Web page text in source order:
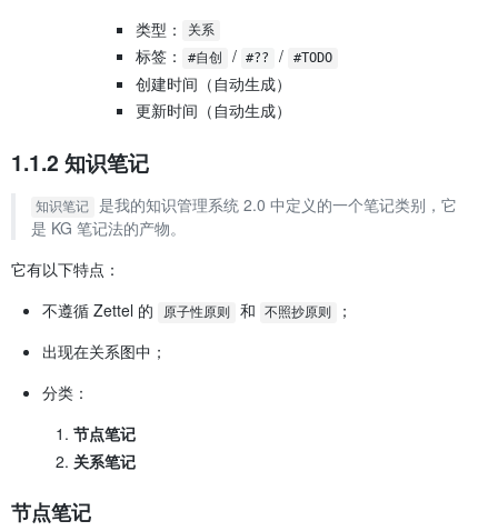
类型：
关系
标签： #自创 / #?? / #TODO
创建时间（自动生成）
更新时间（自动生成）
1.1.2 知识笔记
知识笔记
是我的知识管理系统 2.0 中定义的一个笔记类别，它
是 KG 笔记法的产物。
它有以下特点：
不遵循 Zettel 的
原子性原则 和 不照抄原则
；
出现在关系图中；
分类：
节点笔记
关系笔记
节点笔记